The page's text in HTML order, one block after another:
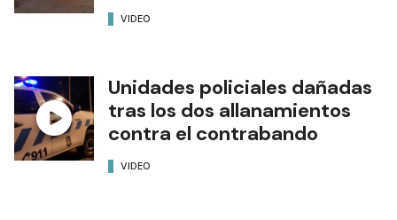
VIDEO
Unidades policiales dañadas
tras los dos allanamientos
contra el contrabando
VIDEO